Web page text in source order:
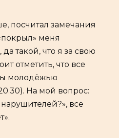
посчитал замечания
меня
такой, что я за свою
отметить, что все
молодёжью
На мой вопрос:
все